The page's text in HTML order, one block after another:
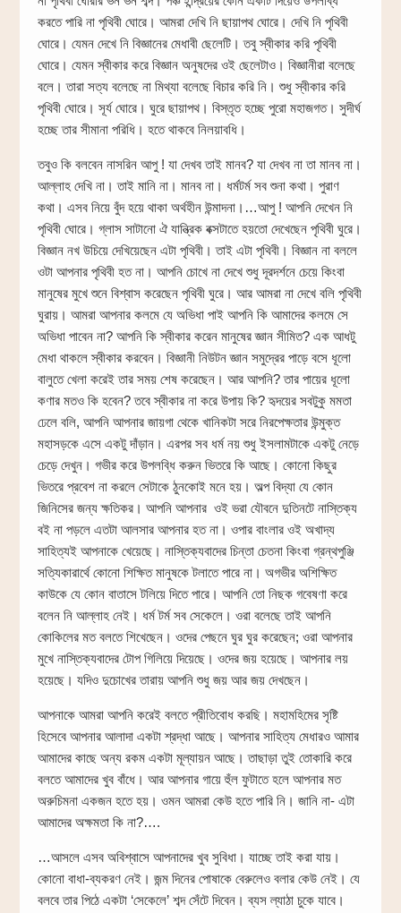
করতে পারি না পৃথিবী ঘোরে। আমরা দেখি নি ছায়াপথ ঘোরে। দেখি নি পৃথিবী
ঘোরে। যেমন দেখে নি বিজ্ঞানের মেধাবী ছেলেটি। তবু স্বীকার করি পৃথিবী
ঘোরে। যেমন স্বীকার করে বিজ্ঞান অনুষদের ওই ছেলেটাও। বিজ্ঞানীরা বলেছে
বলে। তারা সত্য বলেছে না মিথ্যা বলেছে বিচার করি নি। শুধু স্বীকার করি
পৃথিবী ঘোরে। সূর্য ঘোরে। ঘুরে ছায়াপথ। বিস্তৃত হচ্ছে পুরো মহাজগত। সুদীর্ঘ
হচ্ছে তার সীমানা পরিধি। হতে থাকবে নিলয়াবধি।
তবুও কি বলবেন নাসরিন আপু ! যা দেখব তাই মানব? যা দেখব না তা মানব না।
আল্লাহ দেখি না। তাই মানি না। মানব না। ধর্মটর্ম সব শুনা কথা। পুরাণ
কথা। এসব নিয়ে বুঁদ হয়ে থাকা অর্থহীন উন্মাদনা।…আপু ! আপনি দেখেন নি
পৃথিবী ঘোরে। গ্লাস সাটানো ঐ যান্ত্রিক বক্সটাতে হয়তো দেখেছেন পৃথিবী ঘুরে।
বিজ্ঞান নখ উচিয়ে দেখিয়েছেন এটা পৃথিবী। তাই এটা পৃথিবী। বিজ্ঞান না বললে
ওটা আপনার পৃথিবী হত না। আপনি চোখে না দেখে শুধু দূরদর্শনে চেয়ে কিংবা
মানুষের মুখে শুনে বিশ্বাস করেছেন পৃথিবী ঘুরে। আর আমরা না দেখে বলি পৃথিবী
ঘুরায়। আমরা আপনার কলমে যে অভিধা পাই আপনি কি আমাদের কলমে সে
অভিধা পাবেন না? আপনি কি স্বীকার করেন মানুষের জ্ঞান সীমিত? এক আধটু
মেধা থাকলে স্বীকার করবেন। বিজ্ঞানী নিউটন জ্ঞান সমুদ্রের পাড়ে বসে ধূলো
বালুতে খেলা করেই তার সময় শেষ করেছেন। আর আপনি? তার পায়ের ধূলো
কণার মতও কি হবেন? তবে স্বীকার না করে উপায় কি? হৃদয়ের সবটুকু মমতা
ঢেলে বলি, আপনি আপনার জায়গা থেকে খানিকটা সরে নিরপেক্ষতার উন্মুক্ত
মহাসড়কে এসে একটু দাঁড়ান। এরপর সব ধর্ম নয় শুধু ইসলামটাকে একটু নেড়ে
চেড়ে দেখুন। গভীর করে উপলব্ধি করুন ভিতরে কি আছে। কোনো কিছুর
ভিতরে প্রবেশ না করলে সেটাকে ঠুনকোই মনে হয়। অল্প বিদ্যা যে কোন
জিনিসের জন্য ক্ষতিকর। আপনি আপনার ওই ভরা যৌবনে দুতিনটে নাস্তিক্য
বই না পড়লে এতটা আলসার আপনার হত না। ওপার বাংলার ওই অখাদ্য
সাহিত্যই আপনাকে খেয়েছে। নাস্তিক্যবাদের চিন্তা চেতনা কিংবা গ্রন্থপুঞ্জি
সত্যিকারার্থে কোনো শিক্ষিত মানুষকে টলাতে পারে না। অগভীর অশিক্ষিত
কাউকে যে কোন বাতাসে টলিয়ে দিতে পারে। আপনি তো নিছক গবেষণা করে
বলেন নি আল্লাহ নেই। ধর্ম টর্ম সব সেকেলে। ওরা বলেছে তাই আপনি
কোকিলের মত বলতে শিখেছেন। ওদের পেছনে ঘুর ঘুর করেছেন; ওরা আপনার
মুখে নাস্তিক্যবাদের টোপ গিলিয়ে দিয়েছে। ওদের জয় হয়েছে। আপনার লয়
হয়েছে। যদিও দুচোখের তারায় আপনি শুধু জয় আর জয় দেখছেন।
আপনাকে আমরা আপনি করেই বলতে প্রীতিবোধ করছি। মহামহিমের সৃষ্টি
হিসেবে আপনার আলাদা একটা শ্রদ্ধা আছে। আপনার সাহিত্য মেধারও আমার
আমাদের কাছে অন্য রকম একটা মূল্যায়ন আছে। তাছাড়া তুই তোকারি করে
বলতে আমাদের খুব বাঁধে। আর আপনার গায়ে হুঁল ফুটাতে হলে আপনার মত
অরুচিমনা একজন হতে হয়। ওমন আমরা কেউ হতে পারি নি। জানি না- এটা
আমাদের অক্ষমতা কি না?….
…আসলে এসব অবিশ্বাসে আপনাদের খুব সুবিধা। যাচ্ছে তাই করা যায়।
কোনো বাধা-ব্যকরণ নেই। জন্ম দিনের পোষাকে বেরুলেও বলার কেউ নেই। যে
বলবে তার পিঠে একটা ‘সেকেলে’ শব্দ সেঁটে দিবেন। ব্যস ল্যাঠা চুকে যাবে।